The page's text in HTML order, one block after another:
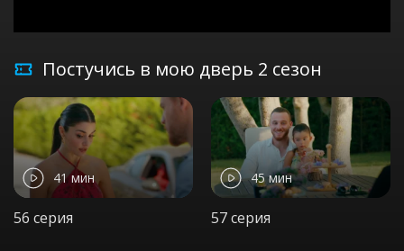
Постучись в мою дверь 2 сезон
41 мин
56 серия
45 мин
57 серия